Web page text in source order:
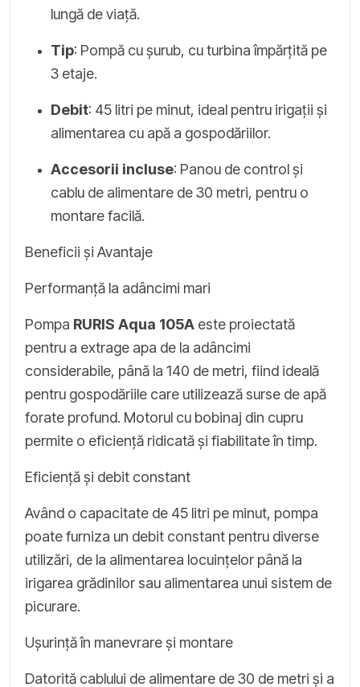
lungă de viață.
Tip: Pompă cu șurub, cu turbina împărțită pe
3 etaje.
Debit: 45 litri pe minut, ideal pentru irigații și
alimentarea cu apă a gospodăriilor.
Accesorii incluse: Panou de control și
cablu de alimentare de 30 metri, pentru o
montare facilă.
Beneficii și Avantaje
Performanță la adâncimi mari
Pompa RURIS Aqua 105A este proiectată
pentru a extrage apa de la adâncimi
considerabile, până la 140 de metri, fiind ideală
pentru gospodăriile care utilizează surse de apă
forate profund. Motorul cu bobinaj din cupru
permite o eficiență ridicată și fiabilitate în timp.
Eficiență și debit constant
Având o capacitate de 45 litri pe minut, pompa
poate furniza un debit constant pentru diverse
utilizări, de la alimentarea locuințelor până la
irigarea grădinilor sau alimentarea unui sistem de
picurare.
Ușurință în manevrare și montare
Datorită cablului de alimentare de 30 de metri și a